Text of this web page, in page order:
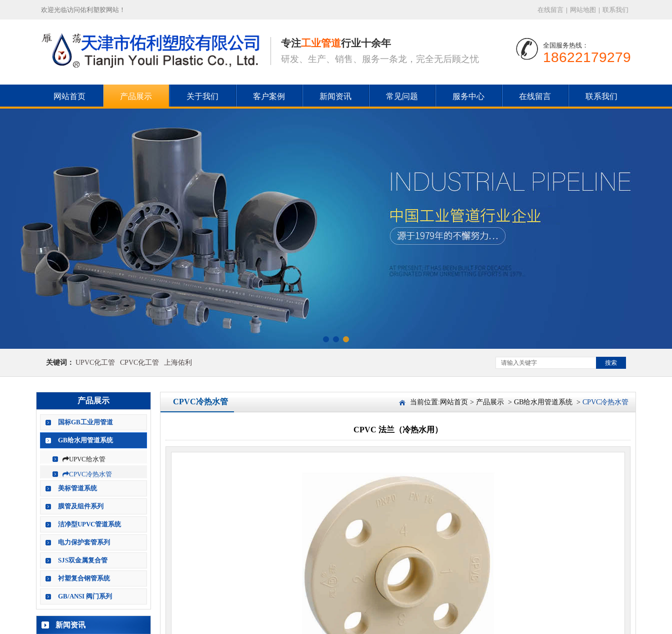
欢迎光临访问佑利塑胶网站！ 在线留言 | 网站地图 | 联系我们
专注工业管道行业十余年
研发、生产、销售、服务一条龙，完全无后顾之忧
全国服务热线：
18622179279
网站首页 产品展示 关于我们 客户案例 新闻资讯 常见问题 服务中心 在线留言 联系我们
关键词： UPVC化工管 CPVC化工管 上海佑利 搜索
产品展示
国标GB工业用管道
GB给水用管道系统
UPVC给水管
CPVC冷热水管
美标管道系统
膜管及组件系列
洁净型UPVC管道系统
电力保护套管系列
SJS双金属复合管
衬塑复合钢管系统
GB/ANSI 阀门系列
新闻资讯
CPVC冷热水管 当前位置: 网站首页 > 产品展示 > GB给水用管道系统 > CPVC冷热水管
CPVC 法兰（冷热水用）